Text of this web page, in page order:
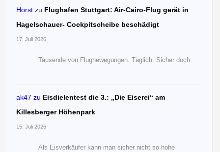
Horst zu Flughafen Stuttgart: Air-Cairo-Flug gerät in
Hagelschauer- Cockpitscheibe beschädigt
17. Juli 2026
Tausende von Flugnewegungen. Täglich. Sicher doch.
ak47 zu Eisdielentest die 3.: „Die Eiserei“ am
Killesberger Höhenpark
15. Juli 2026
Als Eisverkäufer kann man sicher nicht so hohe